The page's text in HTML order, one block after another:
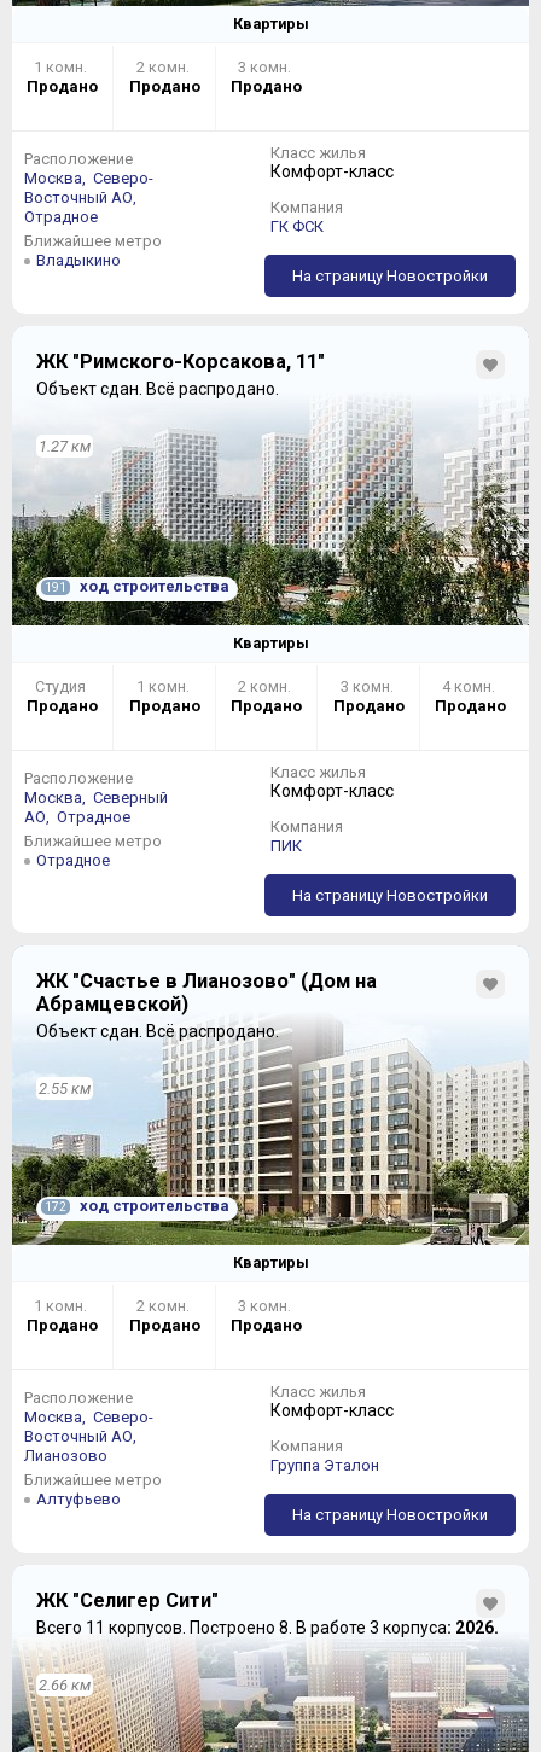
Квартиры
1 комн.
Продано
2 комн.
Продано
3 комн.
Продано
Расположение
Москва, Северо-
Восточный АО,
Отрадное
Ближайшее метро
Владыкино
Класс жилья
Комфорт-класс
Компания
ГК ФСК
На страницу Новостройки
ЖК "Римского-Корсакова, 11"
Объект сдан. Всё распродано.
1.27 км
191 ход строительства
Квартиры
Студия
Продано
1 комн.
Продано
2 комн.
Продано
3 комн.
Продано
4 комн.
Продано
Расположение
Москва, Северный
АО, Отрадное
Ближайшее метро
Отрадное
Класс жилья
Комфорт-класс
Компания
ПИК
На страницу Новостройки
ЖК "Счастье в Лианозово" (Дом на
Абрамцевской)
Объект сдан. Всё распродано.
2.55 км
172 ход строительства
Квартиры
1 комн.
Продано
2 комн.
Продано
3 комн.
Продано
Расположение
Москва, Северо-
Восточный АО,
Лианозово
Ближайшее метро
Алтуфьево
Класс жилья
Комфорт-класс
Компания
Группа Эталон
На страницу Новостройки
ЖК "Селигер Сити"
Всего 11 корпусов. Построено 8. В работе 3 корпуса: 2026.
2.66 км